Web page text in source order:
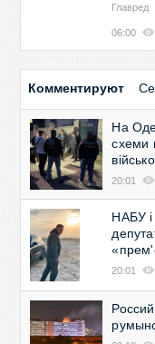
Главред
06:00
Комментируют
На
схеми
20:01
НАБУ
20:01